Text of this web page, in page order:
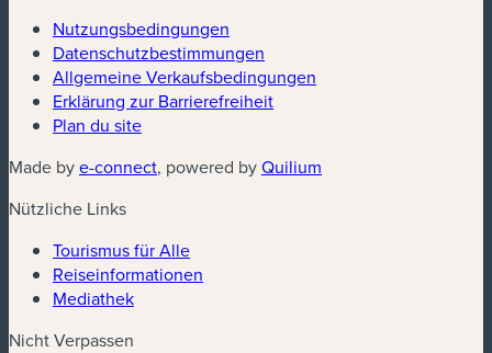
Nutzungsbedingungen
Datenschutzbestimmungen
Allgemeine Verkaufsbedingungen
Erklärung zur Barrierefreiheit
Plan du site
Made bye-connect(neues Fenster)
, powered byQuilium
Nützliche Links
Tourismus für Alle
Reiseinformationen
Mediathek
Nicht Verpassen